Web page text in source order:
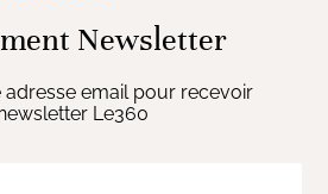
Newsletter
adresse email pour recevoir
Le360